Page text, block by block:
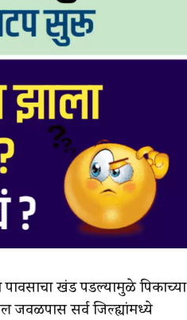
पावसाचा खंड पडल्यामुळे पिकाच्या
जवळपास सर्व जिल्ह्यांमध्ये